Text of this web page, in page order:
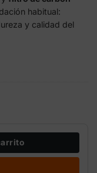
habitual:
y calidad del
cantidad